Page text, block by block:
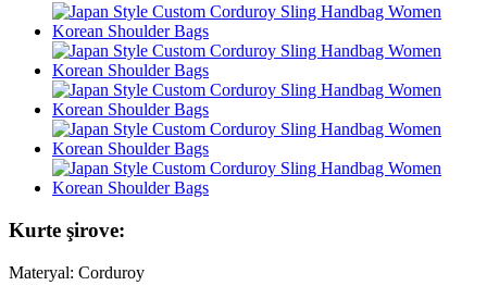
Kurte şirove:
Materyal: Corduroy